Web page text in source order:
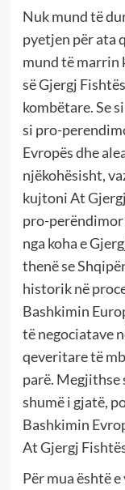
Nuk mund të
pyetjen për ata
mund të marrin
së Gjergj
kombëtare. Se
si pro-
Evropës dhe
njëkohësisht,
kujtoni At
pro-
nga koha e
thenë se
historik në
Bashkimin
të negociatave
qeveritare të
parë. Megjithse
shumë i gjatë,
Bashkimin
At Gjergj
Për mua është